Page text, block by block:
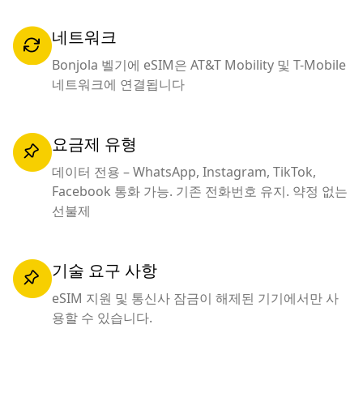
네트워크
Bonjola 벨기에 eSIM은 AT&T Mobility 및 T-Mobile
네트워크에 연결됩니다
요금제 유형
데이터 전용 – WhatsApp, Instagram, TikTok,
Facebook 통화 가능. 기존 전화번호 유지. 약정 없는
선불제
기술 요구 사항
eSIM 지원 및 통신사 잠금이 해제된 기기에서만 사
용할 수 있습니다.